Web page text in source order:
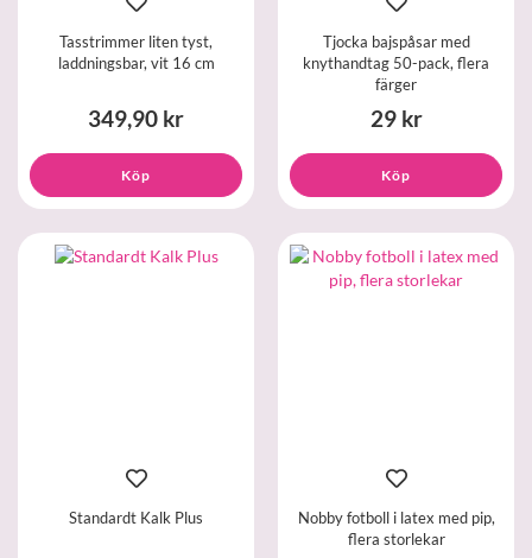
Tasstrimmer liten tyst,
laddningsbar, vit 16 cm
349,90 kr
Köp
Tjocka bajspåsar med
knythandtag 50-pack, flera
färger
29 kr
Köp
Standardt Kalk Plus
Nobby fotboll i latex med pip,
flera storlekar